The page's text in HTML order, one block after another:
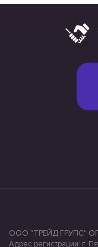
ООО "ТРЕЙД ГРУПС"
Адрес регистрации: г.